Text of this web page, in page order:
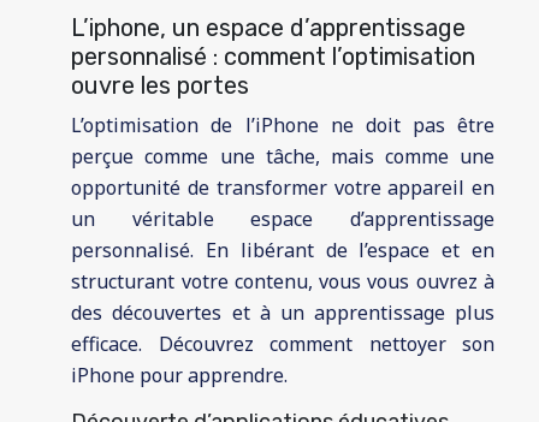
L’iphone, un espace d’apprentissage
personnalisé : comment l’optimisation
ouvre les portes
L’optimisation de l’iPhone ne doit pas être
perçue comme une tâche, mais comme une
opportunité de transformer votre appareil en
un véritable espace d’apprentissage
personnalisé. En libérant de l’espace et en
structurant votre contenu, vous vous ouvrez à
des découvertes et à un apprentissage plus
efficace. Découvrez comment nettoyer son
iPhone pour apprendre.